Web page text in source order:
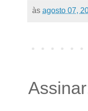
às agosto 07,